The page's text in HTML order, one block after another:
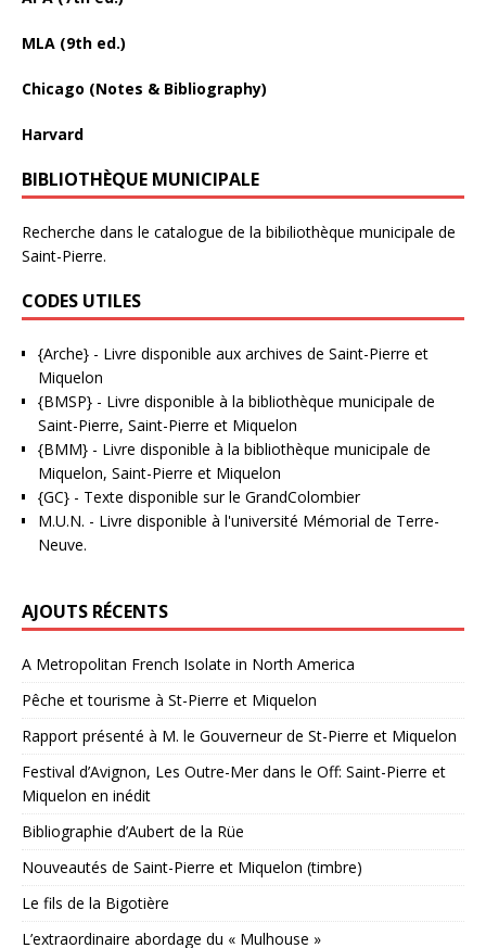
MLA (9th ed.)
Chicago (Notes & Bibliography)
Harvard
BIBLIOTHÈQUE MUNICIPALE
Recherche dans le catalogue de la bibiliothèque municipale de
Saint-Pierre.
CODES UTILES
{Arche} - Livre disponible aux archives de Saint-Pierre et
Miquelon
{BMSP} - Livre disponible à la bibliothèque municipale de
Saint-Pierre, Saint-Pierre et Miquelon
{BMM} - Livre disponible à la bibliothèque municipale de
Miquelon, Saint-Pierre et Miquelon
{GC} - Texte disponible sur le GrandColombier
M.U.N. - Livre disponible à l'université Mémorial de Terre-
Neuve.
AJOUTS RÉCENTS
A Metropolitan French Isolate in North America
Pêche et tourisme à St-Pierre et Miquelon
Rapport présenté à M. le Gouverneur de St-Pierre et Miquelon
Festival d’Avignon, Les Outre-Mer dans le Off: Saint-Pierre et
Miquelon en inédit
Bibliographie d’Aubert de la Rüe
Nouveautés de Saint-Pierre et Miquelon (timbre)
Le fils de la Bigotière
L’extraordinaire abordage du « Mulhouse »